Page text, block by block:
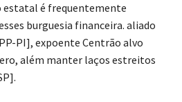
estatal é frequentemente
burguesia financeira. aliado
PI], expoente Centrão alvo
além manter laços estreitos